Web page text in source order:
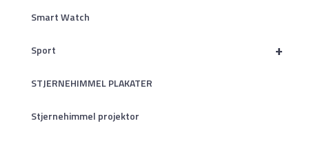
Smart Watch
+
Sport
STJERNEHIMMEL PLAKATER
Stjernehimmel projektor